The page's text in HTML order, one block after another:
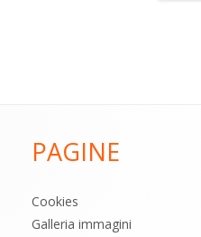
PAGINE
Cookies
Galleria immagini